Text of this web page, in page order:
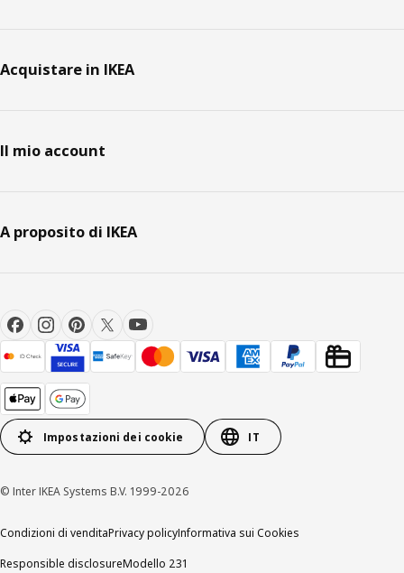
Acquistare in IKEA
Il mio account
A proposito di IKEA
Impostazioni dei cookie IT
© Inter IKEA Systems B.V. 1999-2026
Condizioni di venditaPrivacy policyInformativa sui Cookies
Responsible disclosureModello 231